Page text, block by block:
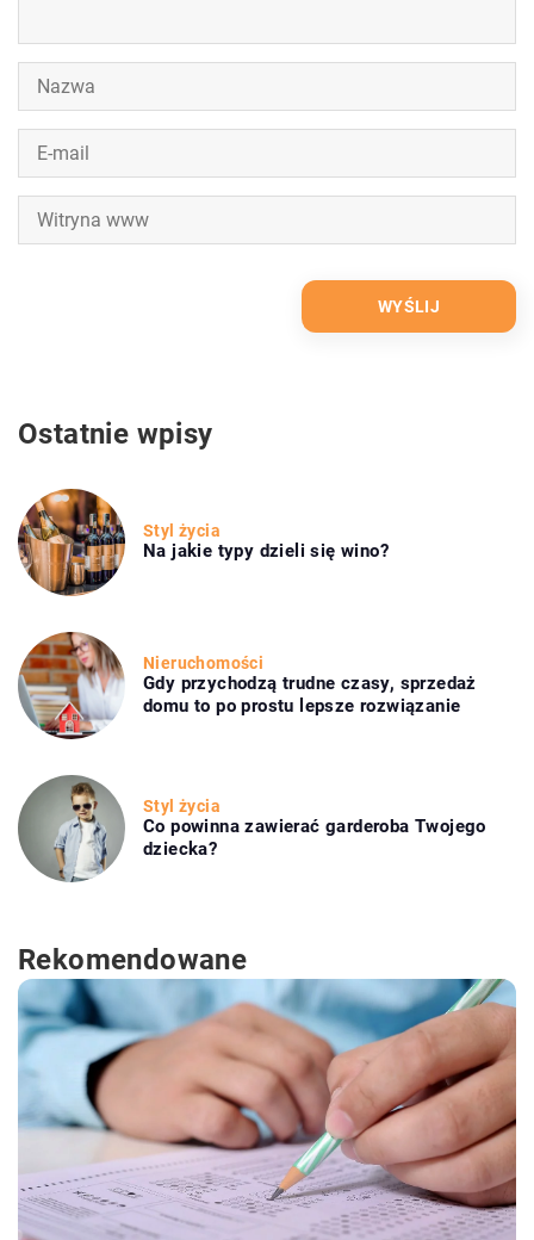
Ostatnie wpisy
Styl życia
Na jakie typy dzieli się wino?
Nieruchomości
Gdy przychodzą trudne czasy, sprzedaż
domu to po prostu lepsze rozwiązanie
Styl życia
Co powinna zawierać garderoba Twojego
dziecka?
Rekomendowane